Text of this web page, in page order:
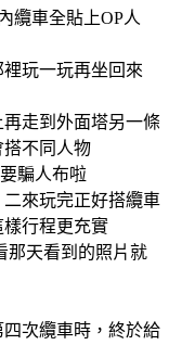
纜車全貼上OP人
玩一玩再坐回來
走到外面塔另一條
不同人物
騙人布啦
來玩完正好搭纜車
行程更充實
那天看到的照片就
次纜車時，終於給